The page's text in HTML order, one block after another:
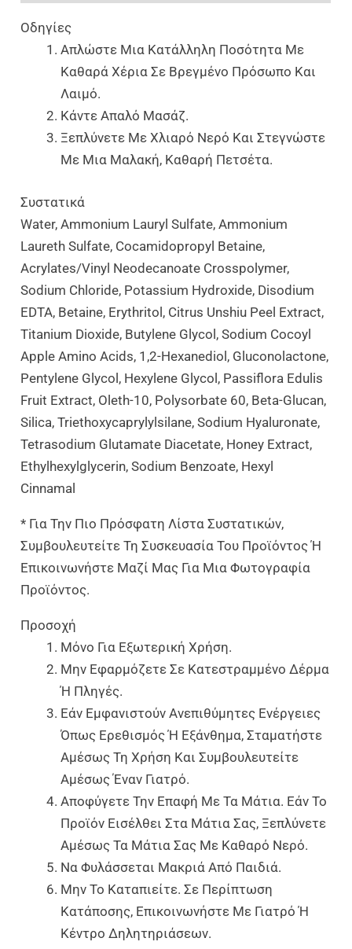
Οδηγίες
Απλώστε Μια Κατάλληλη Ποσότητα Με
Καθαρά Χέρια Σε Βρεγμένο Πρόσωπο Και
Λαιμό.
Κάντε Απαλό Μασάζ.
Ξεπλύνετε Με Χλιαρό Νερό Και Στεγνώστε
Με Μια Μαλακή, Καθαρή Πετσέτα.
Συστατικά
Water, Ammonium Lauryl Sulfate, Ammonium
Laureth Sulfate, Cocamidopropyl Betaine,
Acrylates/Vinyl Neodecanoate Crosspolymer,
Sodium Chloride, Potassium Hydroxide, Disodium
EDTA, Betaine, Erythritol, Citrus Unshiu Peel Extract,
Titanium Dioxide, Butylene Glycol, Sodium Cocoyl
Apple Amino Acids, 1,2-Hexanediol, Gluconolactone,
Pentylene Glycol, Hexylene Glycol, Passiflora Edulis
Fruit Extract, Oleth-10, Polysorbate 60, Beta-Glucan,
Silica, Triethoxycaprylylsilane, Sodium Hyaluronate,
Tetrasodium Glutamate Diacetate, Honey Extract,
Ethylhexylglycerin, Sodium Benzoate, Hexyl
Cinnamal
* Για Την Πιο Πρόσφατη Λίστα Συστατικών,
Συμβουλευτείτε Τη Συσκευασία Του Προϊόντος Ή
Επικοινωνήστε Μαζί Μας Για Μια Φωτογραφία
Προϊόντος.
Προσοχή
Μόνο Για Εξωτερική Χρήση.
Μην Εφαρμόζετε Σε Κατεστραμμένο Δέρμα
Ή Πληγές.
Εάν Εμφανιστούν Ανεπιθύμητες Ενέργειες
Όπως Ερεθισμός Ή Εξάνθημα, Σταματήστε
Αμέσως Τη Χρήση Και Συμβουλευτείτε
Αμέσως Έναν Γιατρό.
Αποφύγετε Την Επαφή Με Τα Μάτια. Εάν Το
Προϊόν Εισέλθει Στα Μάτια Σας, Ξεπλύνετε
Αμέσως Τα Μάτια Σας Με Καθαρό Νερό.
Να Φυλάσσεται Μακριά Από Παιδιά.
Μην Το Καταπιείτε. Σε Περίπτωση
Κατάποσης, Επικοινωνήστε Με Γιατρό Ή
Κέντρο Δηλητηριάσεων.